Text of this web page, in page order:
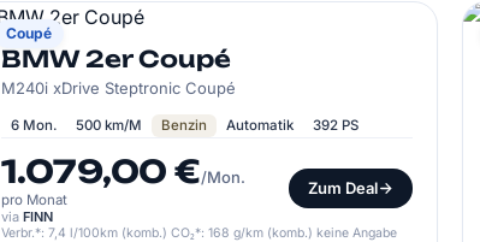
Coupé
BMW
BMW 2er Coupé
M240i xDrive Steptronic Coupé
6 Mon. 500 km/M Benzin Automatik 392 PS
1.079,00 €/Mon.
pro Monat
Zum Deal
via FINN
Verbr.*: 7,4 l/100km (komb.) CO₂*: 168 g/km (komb.) keine Angabe